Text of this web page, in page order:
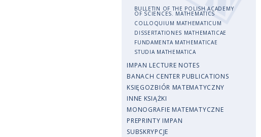
BULLETIN OF THE POLISH ACADEMY
OF SCIENCES. MATHEMATICS
COLLOQUIUM MATHEMATICUM
DISSERTATIONES MATHEMATICAE
FUNDAMENTA MATHEMATICAE
STUDIA MATHEMATICA
IMPAN LECTURE NOTES
BANACH CENTER PUBLICATIONS
KSIĘGOZBIÓR MATEMATYCZNY
INNE KSIĄŻKI
MONOGRAFIE MATEMATYCZNE
PREPRINTY IMPAN
SUBSKRYPCJE